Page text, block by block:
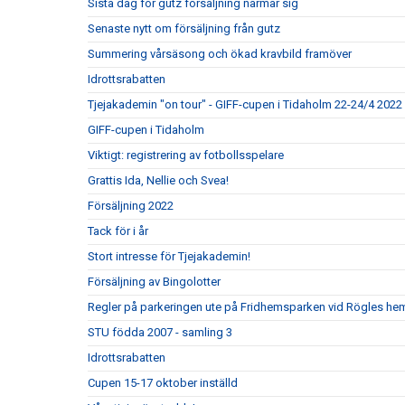
Sista dag för gutz försäljning närmar sig
Senaste nytt om försäljning från gutz
Summering vårsäsong och ökad kravbild framöver
Idrottsrabatten
Tjejakademin "on tour" - GIFF-cupen i Tidaholm 22-24/4 2022
GIFF-cupen i Tidaholm
Viktigt: registrering av fotbollsspelare
Grattis Ida, Nellie och Svea!
Försäljning 2022
Tack för i år
Stort intresse för Tjejakademin!
Försäljning av Bingolotter
Regler på parkeringen ute på Fridhemsparken vid Rögles
STU födda 2007 - samling 3
Idrottsrabatten
Cupen 15-17 oktober inställd